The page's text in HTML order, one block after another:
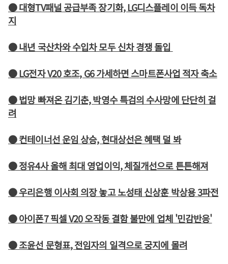
● 대형TV패널 공급부족 장기화, LG디스플레이 이득 독차
지
● 내년 국산차와 수입차 모두 신차 경쟁 돌입
● LG전자 V20 호조, G6 가세하면 스마트폰사업 적자 축소
● 법망 빠져온 김기춘, 박영수 특검의 수사망에 단단히 걸
려
● 컨테이너선 운임 상승, 현대상선은 혜택 덜 봐
● 정유4사 올해 최대 영업이익, 체질개선으로 튼튼해져
● 우리은행 이사회 의장 놓고 노성태 신상훈 박상용 3파전
● 아이폰7 픽셀 V20 오작동 결함 불만에 업체 '민감반응'
● 조윤선 문형표, 전임자의 일격으로 궁지에 몰려